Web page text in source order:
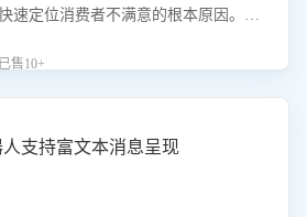
速定位消费者不满意的根本原因。该
因，明确责任归属，提供可落地的改
度和店铺整体服务质量。
已售10+
支持富文本消息呈现